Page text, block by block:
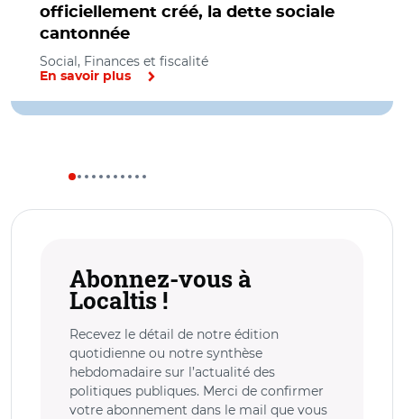
officiellement créé, la dette sociale
cantonnée
Social, Finances et fiscalité
En savoir plus
Abonnez-vous à
Localtis !
Recevez le détail de notre édition
quotidienne ou notre synthèse
hebdomadaire sur l’actualité des
politiques publiques. Merci de confirmer
votre abonnement dans le mail que vous